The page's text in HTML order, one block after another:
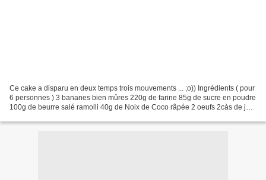
Ce cake a disparu en deux temps trois mouvements ... ;o)) Ingrédients ( pour
6 personnes ) 3 bananes bien mûres 220g de farine 85g de sucre en poudre
100g de beurre salé ramolli 40g de Noix de Coco râpée 2 oeufs 2càs de jus